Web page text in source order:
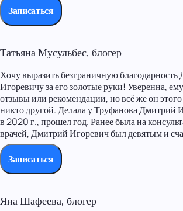
Записаться
Татьяна Мусульбес, блогер
Хочу выразить безграничную
Игоревичу за его золотые руки! Уверенна,
отзывы или рекомендации, но всё же он
никто другой. Делала у Труфанова Дмитрий
в 2020 г., прошел год. Ранее была на
врачей, Дмитрий Игоревич был девятым и
Записаться
Яна Шафеева, блогер